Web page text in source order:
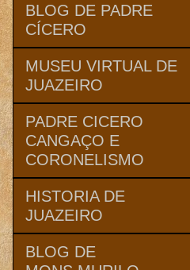
BLOG DE PADRE
CÍCERO
MUSEU VIRTUAL DE
JUAZEIRO
PADRE CICERO
CANGAÇO E
CORONELISMO
HISTORIA DE
JUAZEIRO
BLOG DE